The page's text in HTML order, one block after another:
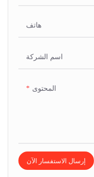
هاتف
اسم الشركة
المحتوى
إرسال الاستفسار الآن